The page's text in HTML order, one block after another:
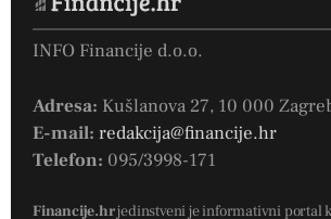
INFO Financije d.o.o.
Adresa: Kušlanova 27, 10 000
E-mail: redakcija@financije.hr
Telefon: 095/3998-171
Financije.hrjedinstveni je informativni portal